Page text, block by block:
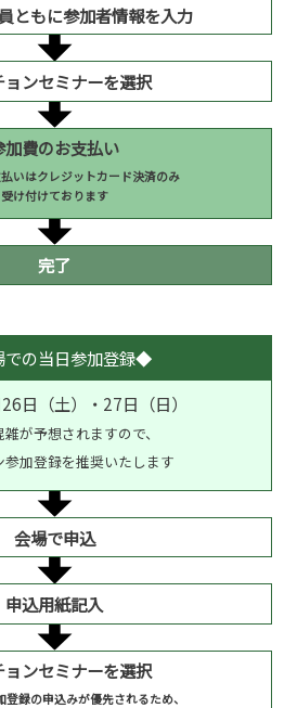
ともに参加者情報を入力
ョンセミナーを選択
加費のお支払い
いはクレジットカード決済のみ
受け付けております
完了
の当日参加登録◆
日（土）・27日（日）
が予想されますので、
参加登録を推奨いたします
会場で申込
申込用紙記入
ョンセミナーを選択
登録の申込みが優先されるため、